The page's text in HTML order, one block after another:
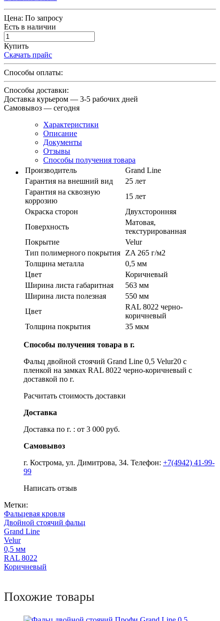
Цена: По запросу
Есть в наличии
Купить
Скачать прайс
Способы оплаты:
Способы доставки:
Доставка курьером — 3-5 рабочих дней
Самовывоз — сегодня
Характеристики
Описание
Документы
Отзывы
Способы получения товара
Производитель
Grand Line
Гарантия на внешний вид
25 лет
Гарантия на сквозную
коррозию
15 лет
Окраска сторон
Двухсторонняя
Поверхность
Матовая,
текстурированная
Покрытие
Velur
Тип полимерного покрытия
ZA 265 г/м2
Толщина металла
0,5 мм
Цвет
Коричневый
Ширина листа габаритная
563 мм
Ширина листа полезная
550 мм
Цвет
RAL 8022 черно-
коричневый
Толщина покрытия
35 мкм
Способы получения товара в г.
Фальц двойной стоячий Grand Line 0,5 Velur20 с
пленкой на замках RAL 8022 черно-коричневый с
доставкой по г.
Расчитать стоимость доставки
Доставка
Доставка по г. : от 3 000 руб.
Самовывоз
г. Кострома, ул. Димитрова, 34. Телефон: +7(4942) 41-99-
99
Написать отзыв
Метки:
Фальцевая кровля
Двойной стоячий фальц
Grand Line
Velur
0,5 мм
RAL 8022
Коричневый
Похожие товары